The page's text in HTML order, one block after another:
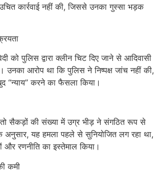
कार्रवाई नहीं की, जिससे उनका गुस्सा भड़क
को पुलिस द्वारा क्लीन चिट दिए जाने से आदिवासी
आरोप था कि पुलिस ने निष्पक्ष जांच नहीं की,
“न्याय” करने का फैसला किया।
सैकड़ों की संख्या में उग्र भीड़ ने संगठित रूप से
अनुसार, यह हमला पहले से सुनियोजित लग रहा था,
और रणनीति का इस्तेमाल किया।
कमी